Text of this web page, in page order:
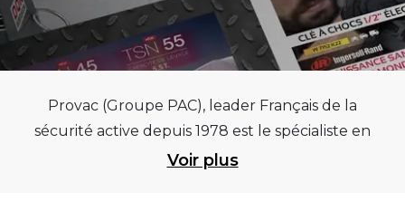
Provac (Groupe PAC), leader Français de la
sécurité active depuis 1978 est le spécialiste en
équipements pour garages et centres
Voir plus